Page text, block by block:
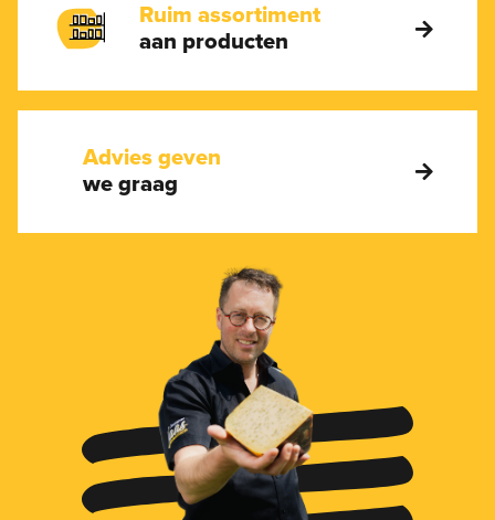
Ruim assortiment
aan producten
Advies geven
we graag